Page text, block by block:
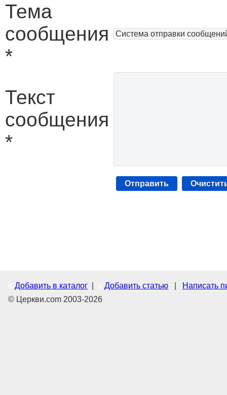
Тема
сообщения
*
Текст
сообщения
*
Добавить в каталог Добавить статью
Написать
© Церкви.com 2003-2026